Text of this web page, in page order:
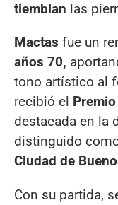
tiemblan las
Mactas fue un
años 70,
tono artístico al
recibió el
destacada en la
distinguido
Ciudad de
Con su partida,